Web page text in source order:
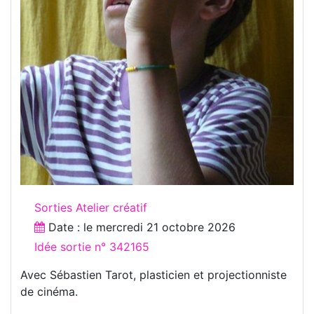
Sorties Atelier créatif
Date : le mercredi 21 octobre 2026
Idée sortie n° 342165
Avec Sébastien Tarot, plasticien et projectionniste
de cinéma.